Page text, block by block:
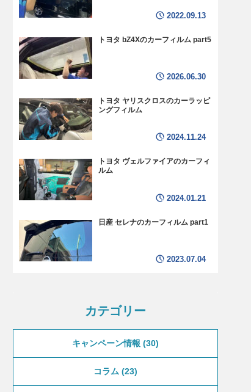
2022.09.13
トヨタ bZ4Xのカーフィルム part5
2026.06.30
トヨタ ヤリスクロスのカーラッピ
ングフィルム
2024.11.24
トヨタ ヴェルファイアのカーフィ
ルム
2024.01.21
日産 セレナのカーフィルム part1
2023.07.04
カテゴリー
キャンペーン情報 30
コラム 23